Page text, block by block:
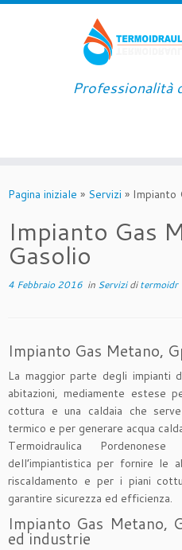
Passa
Professionalità
Pagina iniziale » Servizi » Impianto
Impianto Gas
Gasolio
4 Febbraio 2016 in Serviziditermoidr
Impianto Gas Metano,
La maggior parte degli impianti
abitazioni, mediamente estese
cottura e una caldaia che
termico e per generare acqua
Termoidraulica
dell’impiantistica per fornire le
riscaldamento e per i piani
garantire sicurezza ed efficienza.
Impianto Gas Metano,
ed industrie